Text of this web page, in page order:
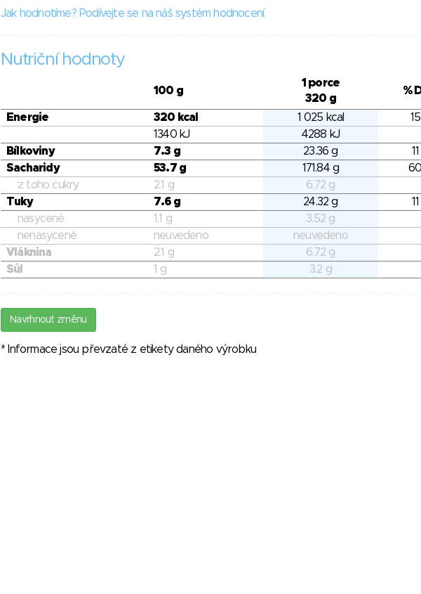
Jak hodnotíme? Podívejte se na náš systém hodnocení.
Nutriční hodnoty
100 g
1 porce
320 g
%
Energie 320 kcal 1 025 kcal
1340 kJ
4288 kJ
Bílkoviny
7.3 g 23.36 g
Sacharidy
53.7 g 171.84 g
z toho cukry
2.1 g
6.72 g
Tuky
7.6 g 24.32 g
nasycené
1.1 g
3.52 g
nenasycené
neuvedeno
neuvedeno
Vláknina
2.1 g
6.72 g
Sůl
1 g 3.2 g
Navrhnout změnu
* Informace jsou převzaté z etikety daného výrobku